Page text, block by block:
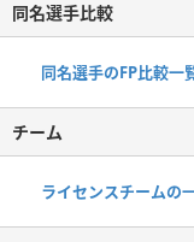
同名選手比較
同名選手のFP比較一
チーム
ライセンスチームの